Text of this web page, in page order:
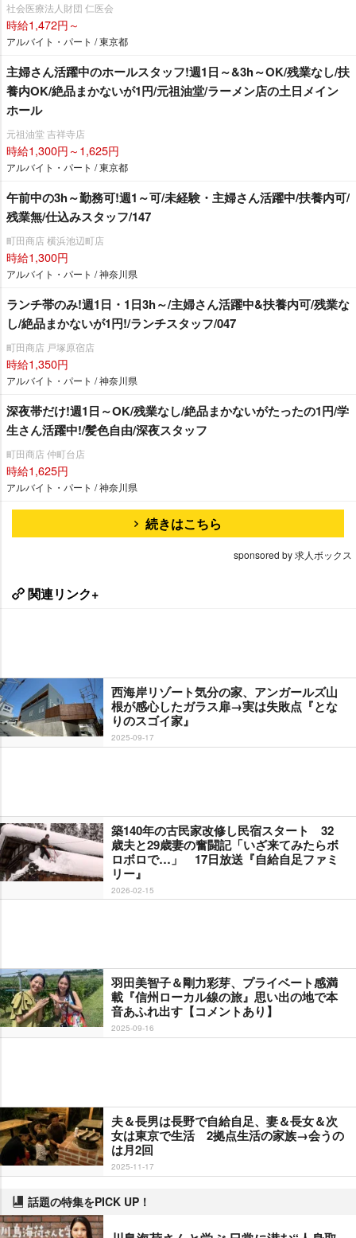
社会医療法人財団 仁医会
時給1,472円～
アルバイト・パート / 東京都
主婦さん活躍中のホールスタッフ!週1日～&3h～OK/残業なし/扶
養内OK/絶品まかないが1円/元祖油堂/ラーメン店の土日メイン
ホール
元祖油堂 吉祥寺店
時給1,300円～1,625円
アルバイト・パート / 東京都
午前中の3h～勤務可!週1～可/未経験・主婦さん活躍中/扶養内可/
残業無/仕込みスタッフ/147
町田商店 横浜池辺町店
時給1,300円
アルバイト・パート / 神奈川県
ランチ帯のみ!週1日・1日3h～/主婦さん活躍中&扶養内可/残業な
し/絶品まかないが1円!/ランチスタッフ/047
町田商店 戸塚原宿店
時給1,350円
アルバイト・パート / 神奈川県
深夜帯だけ!週1日～OK/残業なし/絶品まかないがたったの1円/学
生さん活躍中!/髪色自由/深夜スタッフ
町田商店 仲町台店
時給1,625円
アルバイト・パート / 神奈川県
続きはこちら
sponsored by 求人ボックス
関連リンク+
西海岸リゾート気分の家、アンガールズ山
根が感心したガラス扉→実は失敗点『とな
りのスゴイ家』
2025-09-17
築140年の古民家改修し民宿スタート 32
歳夫と29歳妻の奮闘記「いざ来てみたらボ
ロボロで…」 17日放送『自給自足ファミ
リー』
2026-02-15
羽田美智子＆剛力彩芽、プライベート感満
載『信州ローカル線の旅』思い出の地で本
音あふれ出す【コメントあり】
2025-09-16
夫＆長男は長野で自給自足、妻＆長女＆次
女は東京で生活 2拠点生活の家族→会うの
は月2回
2025-11-17
話題の特集をPICK UP！